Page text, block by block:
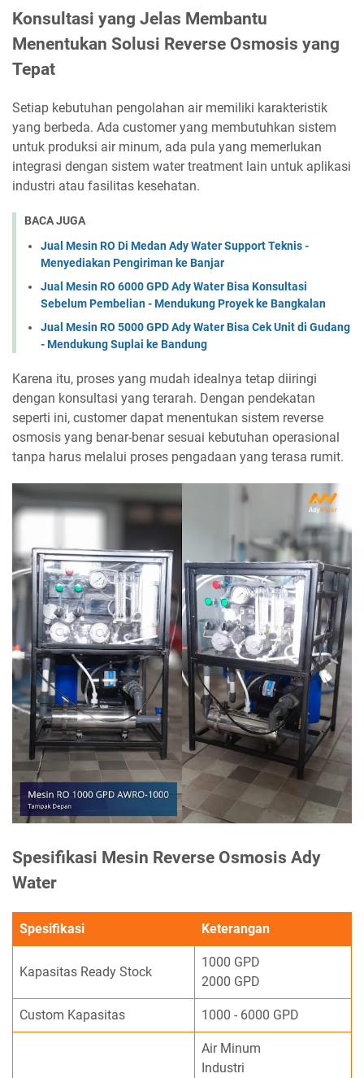
Konsultasi yang Jelas Membantu
Menentukan Solusi Reverse Osmosis yang
Tepat
Setiap kebutuhan pengolahan air memiliki karakteristik
yang berbeda. Ada customer yang membutuhkan sistem
untuk produksi air minum, ada pula yang memerlukan
integrasi dengan sistem water treatment lain untuk aplikasi
industri atau fasilitas kesehatan.
BACA JUGA
Jual Mesin RO Di Medan Ady Water Support Teknis -
Menyediakan Pengiriman ke Banjar
Jual Mesin RO 6000 GPD Ady Water Bisa Konsultasi
Sebelum Pembelian - Mendukung Proyek ke Bangkalan
Jual Mesin RO 5000 GPD Ady Water Bisa Cek Unit di Gudang
- Mendukung Suplai ke Bandung
Karena itu, proses yang mudah idealnya tetap diiringi
dengan konsultasi yang terarah. Dengan pendekatan
seperti ini, customer dapat menentukan sistem reverse
osmosis yang benar-benar sesuai kebutuhan operasional
tanpa harus melalui proses pengadaan yang terasa rumit.
Spesifikasi Mesin Reverse Osmosis Ady
Water
Spesifikasi Keterangan
Kapasitas Ready Stock
1000 GPD
2000 GPD
Custom Kapasitas 1000 - 6000 GPD
Air Minum
Industri